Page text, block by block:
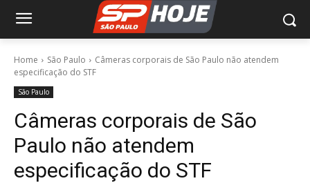
Home São Paulo
Câmeras corporais de São Paulo não atendem
especificação do STF
São Paulo
Câmeras corporais de São
Paulo não atendem
especificação do STF